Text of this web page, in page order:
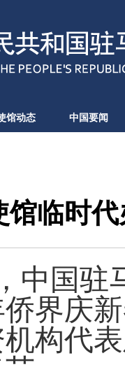
馆动态 中国要闻
馆临时
中国驻
侨界庆
构代